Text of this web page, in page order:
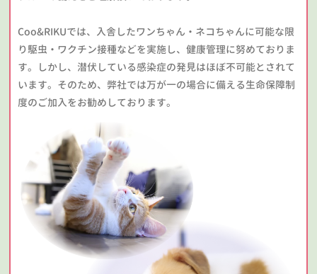
Coo&RIKUでは、入舎したワンちゃん・ネコちゃんに可能な限
り駆虫・ワクチン接種などを実施し、健康管理に努めておりま
す。しかし、潜伏している感染症の発見はほぼ不可能とされて
います。そのため、弊社では万が一の場合に備える生命保障制
度のご加入をお勧めしております。